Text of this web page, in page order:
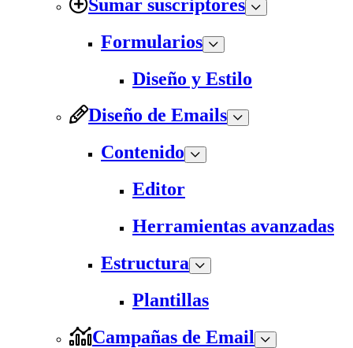
Sumar suscriptores
Formularios
Diseño y Estilo
Diseño de Emails
Contenido
Editor
Herramientas avanzadas
Estructura
Plantillas
Campañas de Email